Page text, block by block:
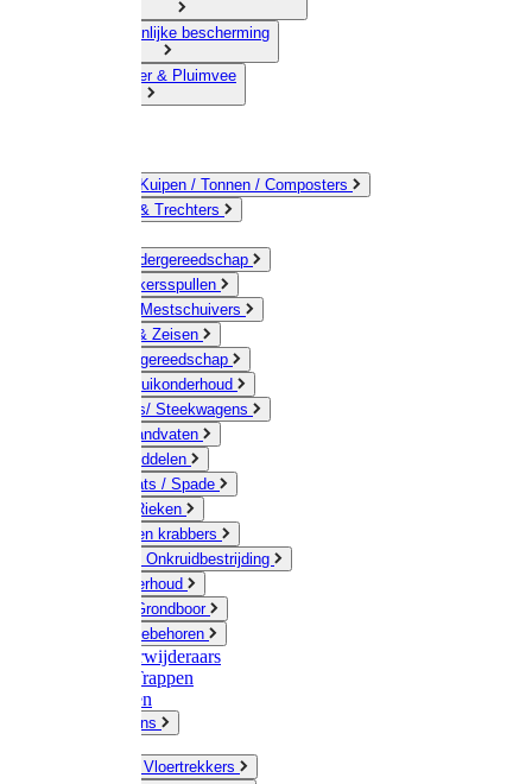
11) Persoonlijke bescherming
12) Kleindier & Pluimvee
Emmers / Kuipen / Tonnen / Composters
Jerrycans & Trechters
Hand-/ Kindergereedschap
Stratenmakersspullen
Sneeuw- / Mestschuivers
Baggeren & Zeisen
Elektrisch gereedschap
Boom / Struikonderhoud
Kruiwagens/ Steekwagens
Stelen / Handvaten
Tuinhulpmiddelen
Schop / Bats / Spade
Vorken & Rieken
Cultivator en krabbers
Schoffels / Onkruidbestrijding
Gazononderhoud
Hamers / Grondboor
Sledes / toebehoren
Onkruidverwijderaars
Ladders / Trappen
Werkbanken
Betonmolens
Bezems & Vloertrekkers